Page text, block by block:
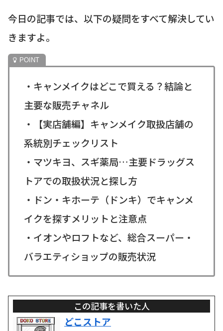
今日の記事では、以下の疑問をすべて解決してい
きますよ。
・キャンメイクはどこで買える？結論と
主要な販売チャネル
・【実店舗編】キャンメイク取扱店舗の
系統別チェックリスト
・マツキヨ、スギ薬局…主要ドラッグス
トアでの取扱状況と探し方
・ドン・キホーテ（ドンキ）でキャンメ
イクを探すメリットと注意点
・イオンやロフトなど、総合スーパー・
バラエティショップの販売状況
この記事を書いた人
どこストア